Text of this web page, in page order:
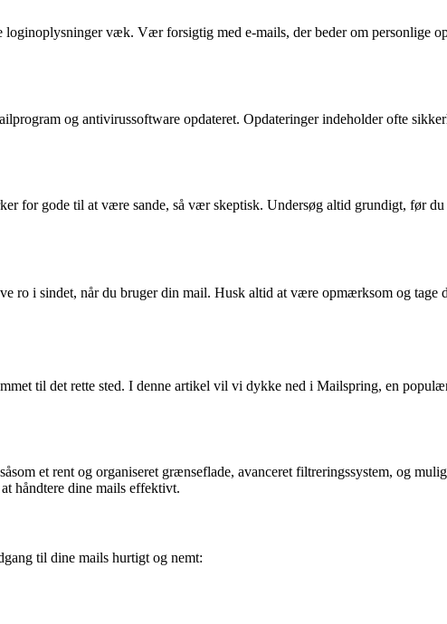
væk. Vær forsigtig med e-mails, der beder om personlige
og antivirussoftware opdateret. Opdateringer indeholder ofte
for gode til at være sande, så vær skeptisk. Undersøg altid grundigt, før
ro i sindet, når du bruger din mail. Husk altid at være opmærksom og tage
til det rette sted. I denne artikel vil vi dykke ned i Mailspring, en
et rent og organiseret grænseflade, avanceret filtreringssystem, og
håndtere dine mails effektivt.
til dine mails hurtigt og nemt: